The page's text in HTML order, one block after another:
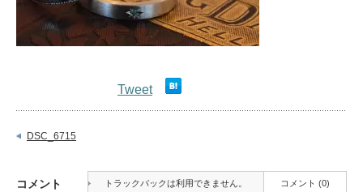
Tweet
DSC_6715
コメント トラックバックは利用できません。 コメント (0)